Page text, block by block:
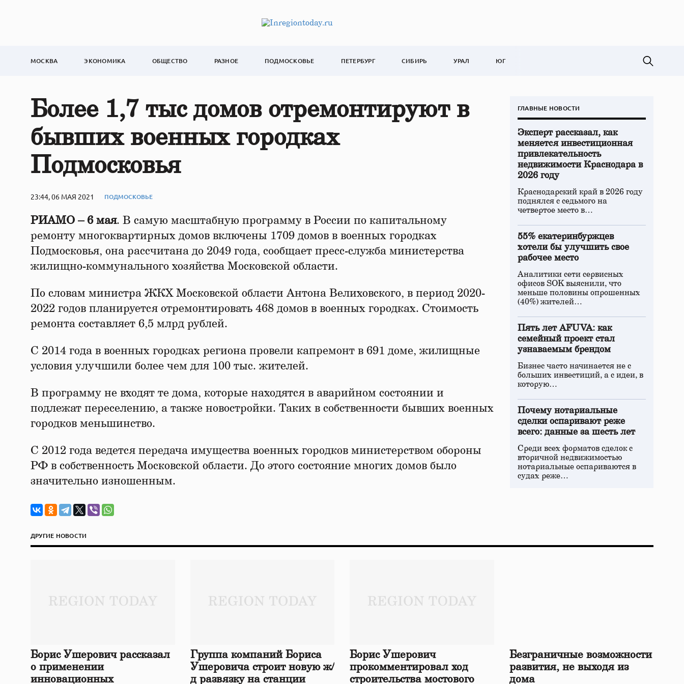
МОСКВА ЭКОНОМИКА ОБЩЕСТВО РАЗНОЕ ПОДМОСКОВЬЕ ПЕТЕРБУРГ СИБИРЬ УРАЛ ЮГ
Более 1,7 тыс домов отремонтируют в
бывших военных городках
Подмосковья
23:44, 06 МАЯ 2021 ПОДМОСКОВЬЕ
РИАМО – 6 мая. В самую масштабную программу в России по капитальному
ремонту многоквартирных домов включены 1709 домов в военных городках
Подмосковья, она рассчитана до 2049 года, сообщает пресс-служба министерства
жилищно-коммунального хозяйства Московской области.
По словам министра ЖКХ Московской области Антона Велиховского, в период 2020-
2022 годов планируется отремонтировать 468 домов в военных городках. Стоимость
ремонта составляет 6,5 млрд рублей.
С 2014 года в военных городках региона провели капремонт в 691 доме, жилищные
условия улучшили более чем для 100 тыс. жителей.
В программу не входят те дома, которые находятся в аварийном состоянии и
подлежат переселению, а также новостройки. Таких в собственности бывших военных
городков меньшинство.
С 2012 года ведется передача имущества военных городков министерством обороны
РФ в собственность Московской области. До этого состояние многих домов было
значительно изношенным.
ГЛАВНЫЕ НОВОСТИ
Эксперт рассказал, как
меняется инвестиционная
привлекательность
недвижимости Краснодара в
2026 году
Краснодарский край в 2026 году
поднялся с седьмого на
четвертое место в…
55% екатеринбуржцев
хотели бы улучшить свое
рабочее место
Аналитики сети сервисных
офисов SOK выяснили, что
меньше половины опрошенных
(40%) жителей…
Пять лет AFUVA: как
семейный проект стал
узнаваемым брендом
Бизнес часто начинается не с
больших инвестиций, а с идеи, в
которую…
Почему нотариальные
сделки оспаривают реже
всего: данные за шесть лет
Среди всех форматов сделок с
вторичной недвижимостью
нотариальные оспариваются в
судах реже…
ДРУГИЕ НОВОСТИ
Борис Ушерович рассказал
о применении
инновационных
Группа компаний Бориса
Ушеровича строит новую ж/
д развязку на станции
Борис Ушерович
прокомментировал ход
строительства мостового
Безграничные возможности
развития, не выходя из
дома